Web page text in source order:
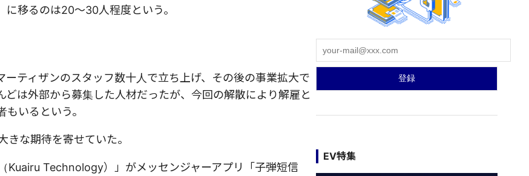
移るのは20～30人程度という。
ティザンのスタッフ数十人で立ち上げ、その後の事業拡大で
は外部から募集した人材だったが、今回の解散により解雇と
いるという。
きな期待を寄せていた。
Kuairu Technology）」がメッセンジャーアプリ「子弾短信
EV特集